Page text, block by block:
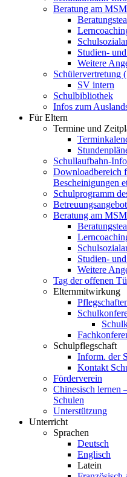
Beratung am MSM
Studien-
Weitere
Schülervertretung
SV intern
Schulbibliothek
Infos zum
Für Eltern
Termine und
Schullaufbahn-
Downloadbereich
Bescheinigungen
Schulprogramm
Betreuungsangebot
Beratung am MSM
Studien-
Weitere
Tag der offenen
Elternmitwirkung
Schulpflegschaft
Inform. der
Kontakt
Förderverein
Chinesisch lernen
Schulen
Unterstützung
Unterricht
Sprachen
Deutsch
Englisch
Latein